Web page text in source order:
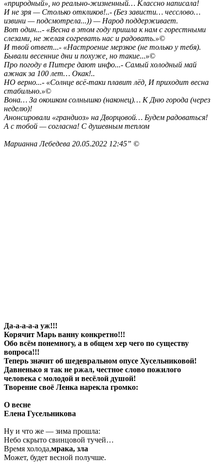
«природный», но реально-жизненный… Классно написала!
И не зря — Столько откликов!..- (Без зависти… чесслово…
извини — подсмотрела...)) — Народ поддерживает.
Вот один...- «Весна в этом году пришла к нам с горестными
слезами, не желая согревать нас и радовать.»©
И твой ответ...- «Настроение мерзкое (не только у тебя).
Бывали весенние дни и похуже, но такие...»©
Про погоду в Питере дают инфо...- Самый холодный май
ажнак за 100 лет… Окак!..
НО верно...- «Солнце всё-таки плавит лёд, И приходит весна
стабильно.»©
Вона… За окошком солнышко (наконец)… К Дню города (через
неделю)!
Анонсировали «грандиоз» на Дворцовой… Будем радоваться!
А с тобой — согласна! С душевным теплом
Марианна Лебедева 20.05.2022 12:45” ©
Да-а-а-а-а уж!!!
Корячит Марь ванну конкретно!!!
Обо всём понемногу, а в общем хер чего по существу
вопроса!!!
Теперь значит об шедевральном опусе Хусельниковой!
Давненько я так не ржал, честное слово пожилого
человека с молодой и весёлой душой!
Творение своё Ленка нарекла громко:
О весне
Елена Гусельникова
Ну и что же — зима прошла:
Небо скрыто свинцовой тучей…
Время холода,мрака, зла
Может, будет весной получше.